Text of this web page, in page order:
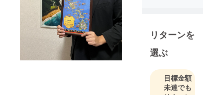
料12色イン
クで色の再
現性や暗濃
部の表現力
が向上し、
写真作品や
リターンを
選ぶ
目標金額
未達でも